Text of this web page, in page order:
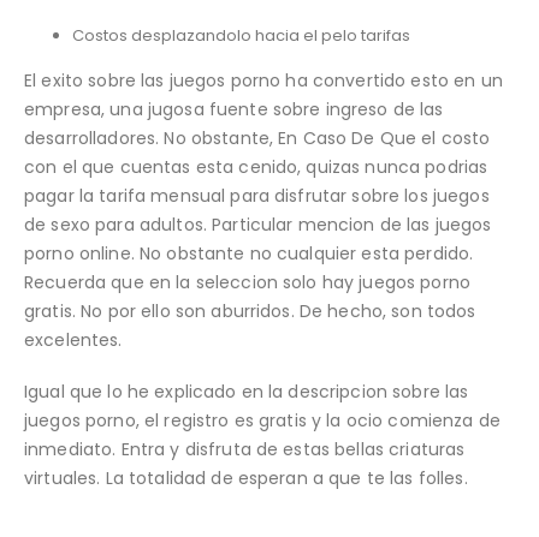
Costos desplazandolo hacia el pelo tarifas
El exito sobre las juegos porno ha convertido esto en un
empresa, una jugosa fuente sobre ingreso de las
desarrolladores. No obstante, En Caso De Que el costo
con el que cuentas esta cenido, quizas nunca podrias
pagar la tarifa mensual para disfrutar sobre los juegos
de sexo para adultos. Particular mencion de las juegos
porno online. No obstante no cualquier esta perdido.
Recuerda que en la seleccion solo hay juegos porno
gratis. No por ello son aburridos. De hecho, son todos
excelentes.
Igual que lo he explicado en la descripcion sobre las
juegos porno, el registro es gratis y la ocio comienza de
inmediato. Entra y disfruta de estas bellas criaturas
virtuales. La totalidad de esperan a que te las folles.